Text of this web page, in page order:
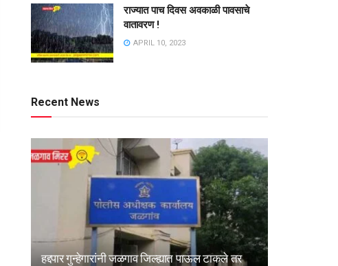
राज्यात पाच दिवस अवकाळी पावसाचे
वातावरण !
APRIL 10, 2023
Recent News
हद्दपार गुन्हेगारांनी जळगाव जिल्ह्यात पाऊल टाकले तर